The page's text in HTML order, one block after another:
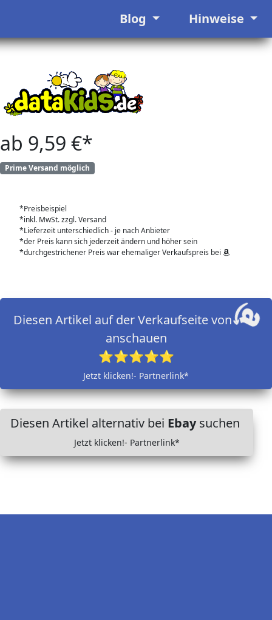
Blog Hinweise
ab 9,59 €*
Prime Versand möglich
*Preisbeispiel
*inkl. MwSt. zzgl. Versand
*Lieferzeit unterschiedlich - je nach Anbieter
*der Preis kann sich jederzeit ändern und höher sein
*durchgestrichener Preis war ehemaliger Verkaufspreis bei
Diesen Artikel auf der Verkaufseite von
anschauen
⭐⭐⭐⭐⭐
Jetzt klicken!- Partnerlink*
Diesen Artikel alternativ bei Ebaysuchen
Jetzt klicken!- Partnerlink*